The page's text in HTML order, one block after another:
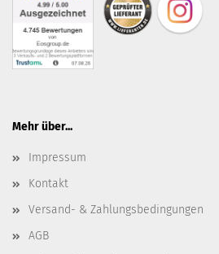
Mehr über...
Impressum
Kontakt
Versand- & Zahlungsbedingungen
AGB